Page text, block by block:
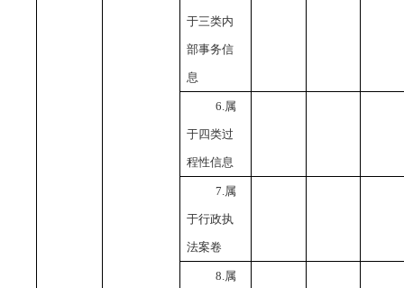
于三类内
部事务信
息
6.属
于四类过
程性信息
7.属
于行政执
法案卷
8.属